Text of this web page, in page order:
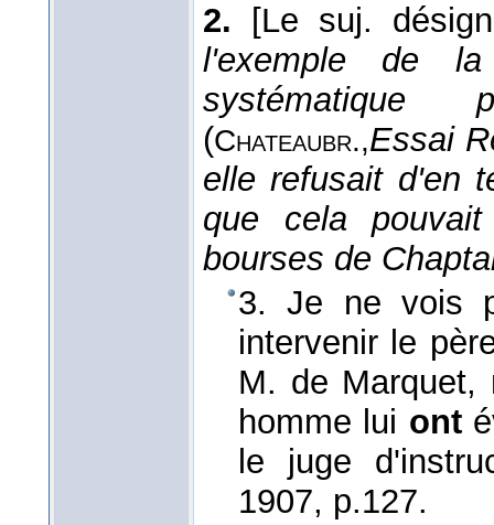
2.
[Le suj.
l'exemple de
(Chateaubr.,Essai
elle refusait d'en
que cela
bourses de
3. Je ne vois
intervenir le
M. de Marquet,
homme lui ont
le juge
1907, p.127.